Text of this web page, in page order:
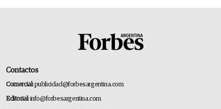
Contactos
Comercial:publicidad@forbesargentina.com
Editorial:info@forbesargentina.com